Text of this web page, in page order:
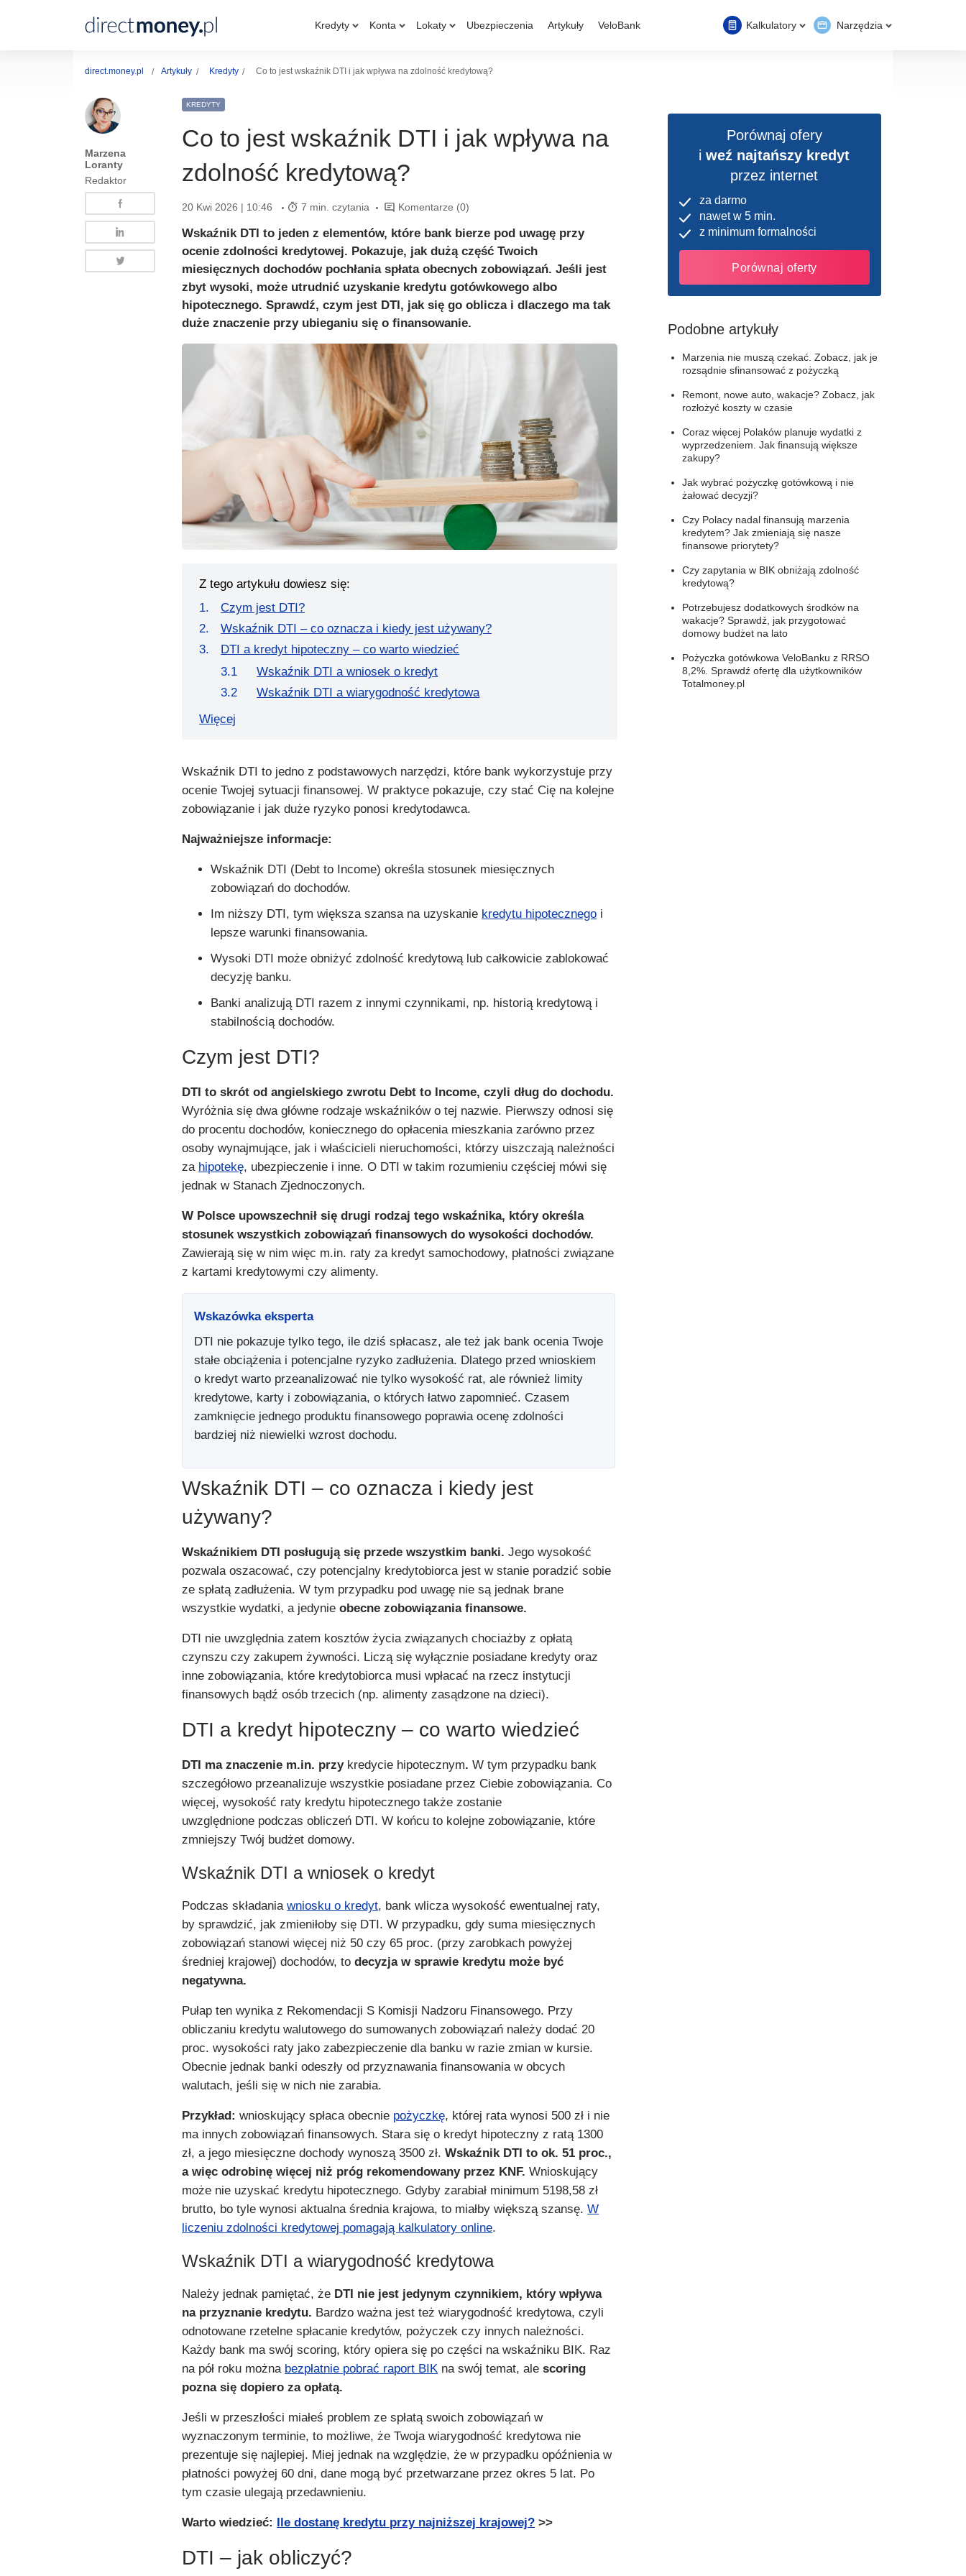
Kredyty Konta Lokaty Ubezpieczenia Artykuły VeloBank Kalkulatory Narzędzia
direct.money.pl Artykuły Kredyty Co to jest wskaźnik DTI i jak wpływa na zdolność kredytową?
Marzena
Loranty
Redaktor
KREDYTY
Co to jest wskaźnik DTI i jak wpływa na
zdolność kredytową?
20 Kwi 2026 | 10:46 7 min. czytania Komentarze (0)
Wskaźnik DTI to jeden z elementów, które bank bierze pod uwagę przy
ocenie zdolności kredytowej. Pokazuje, jak dużą część Twoich
miesięcznych dochodów pochłania spłata obecnych zobowiązań. Jeśli jest
zbyt wysoki, może utrudnić uzyskanie kredytu gotówkowego albo
hipotecznego. Sprawdź, czym jest DTI, jak się go oblicza i dlaczego ma tak
duże znaczenie przy ubieganiu się o finansowanie.
Z tego artykułu dowiesz się:
Czym jest DTI?
Wskaźnik DTI – co oznacza i kiedy jest używany?
DTI a kredyt hipoteczny – co warto wiedzieć
Wskaźnik DTI a wniosek o kredyt
Wskaźnik DTI a wiarygodność kredytowa
Więcej
Wskaźnik DTI to jedno z podstawowych narzędzi, które bank wykorzystuje przy
ocenie Twojej sytuacji finansowej. W praktyce pokazuje, czy stać Cię na kolejne
zobowiązanie i jak duże ryzyko ponosi kredytodawca.
Najważniejsze informacje:
Wskaźnik DTI (Debt to Income) określa stosunek miesięcznych
zobowiązań do dochodów.
Im niższy DTI, tym większa szansa na uzyskanie kredytu hipotecznego i
lepsze warunki finansowania.
Wysoki DTI może obniżyć zdolność kredytową lub całkowicie zablokować
decyzję banku.
Banki analizują DTI razem z innymi czynnikami, np. historią kredytową i
stabilnością dochodów.
Czym jest DTI?
DTI to skrót od angielskiego zwrotu Debt to Income, czyli dług do dochodu.
Wyróżnia się dwa główne rodzaje wskaźników o tej nazwie. Pierwszy odnosi się
do procentu dochodów, koniecznego do opłacenia mieszkania zarówno przez
osoby wynajmujące, jak i właścicieli nieruchomości, którzy uiszczają należności
za hipotekę, ubezpieczenie i inne. O DTI w takim rozumieniu częściej mówi się
jednak w Stanach Zjednoczonych.
W Polsce upowszechnił się drugi rodzaj tego wskaźnika, który określa
stosunek wszystkich zobowiązań finansowych do wysokości dochodów.
Zawierają się w nim więc m.in. raty za kredyt samochodowy, płatności związane
z kartami kredytowymi czy alimenty.
Wskazówka eksperta
DTI nie pokazuje tylko tego, ile dziś spłacasz, ale też jak bank ocenia Twoje
stałe obciążenia i potencjalne ryzyko zadłużenia. Dlatego przed wnioskiem
o kredyt warto przeanalizować nie tylko wysokość rat, ale również limity
kredytowe, karty i zobowiązania, o których łatwo zapomnieć. Czasem
zamknięcie jednego produktu finansowego poprawia ocenę zdolności
bardziej niż niewielki wzrost dochodu.
Wskaźnik DTI – co oznacza i kiedy jest
używany?
Wskaźnikiem DTI posługują się przede wszystkim banki. Jego wysokość
pozwala oszacować, czy potencjalny kredytobiorca jest w stanie poradzić sobie
ze spłatą zadłużenia. W tym przypadku pod uwagę nie są jednak brane
wszystkie wydatki, a jedynieobecne zobowiązania finansowe.
DTI nie uwzględnia zatem kosztów życia związanych chociażby z opłatą
czynszu czy zakupem żywności. Liczą się wyłącznie posiadane kredyty oraz
inne zobowiązania, które kredytobiorca musi wpłacać na rzecz instytucji
finansowych bądź osób trzecich (np. alimenty zasądzone na dzieci).
DTI a kredyt hipoteczny – co warto wiedzieć
DTI ma znaczenie m.in. przy kredycie hipotecznym.W tym przypadku bank
szczegółowo przeanalizuje wszystkie posiadane przez Ciebie zobowiązania. Co
więcej, wysokość raty kredytu hipotecznego także zostanie
uwzględnione podczas obliczeń DTI. W końcu to kolejne zobowiązanie, które
zmniejszy Twój budżet domowy.
Wskaźnik DTI a wniosek o kredyt
Podczas składaniawniosku o kredyt, bank wlicza wysokość ewentualnej raty,
by sprawdzić, jak zmieniłoby się DTI. W przypadku, gdy suma miesięcznych
zobowiązań stanowi więcej niż 50 czy 65 proc. (przy zarobkach powyżej
średniej krajowej) dochodów, todecyzja w sprawie kredytu może być
negatywna.
Pułap ten wynika z Rekomendacji S Komisji Nadzoru Finansowego. Przy
obliczaniu kredytu walutowego do sumowanych zobowiązań należy dodać 20
proc. wysokości raty jako zabezpieczenie dla banku w razie zmian w kursie.
Obecnie jednak banki odeszły od przyznawania finansowania w obcych
walutach, jeśli się w nich nie zarabia.
Przykład: wnioskujący spłaca obecnie pożyczkę, której rata wynosi 500 zł i nie
ma innych zobowiązań finansowych. Stara się o kredyt hipoteczny z ratą 1300
zł, a jego miesięczne dochody wynoszą 3500 zł.Wskaźnik DTI to ok. 51 proc.,
a więc odrobinę więcej niż próg rekomendowany przez KNF.Wnioskujący
może nie uzyskać kredytu hipotecznego. Gdyby zarabiał minimum 5198,58 zł
brutto, bo tyle wynosi aktualna średnia krajowa, to miałby większą szansę.W
liczeniu zdolności kredytowej pomagają kalkulatory online.
Wskaźnik DTI a wiarygodność kredytowa
Należy jednak pamiętać, że DTI nie jest jedynym czynnikiem, który wpływa
na przyznanie kredytu. Bardzo ważna jest też wiarygodność kredytowa, czyli
odnotowane rzetelne spłacanie kredytów, pożyczek czy innych należności.
Każdy bank ma swój scoring, który opiera się po części na wskaźniku BIK. Raz
na pół roku można bezpłatnie pobrać raport BIK na swój temat, alescoring
pozna się dopiero za opłatą.
Jeśli w przeszłości miałeś problem ze spłatą swoich zobowiązań w
wyznaczonym terminie, to możliwe, że Twoja wiarygodność kredytowa nie
prezentuje się najlepiej. Miej jednak na względzie, że w przypadku opóźnienia w
płatności powyżej 60 dni, dane mogą być przetwarzane przez okres 5 lat. Po
tym czasie ulegają przedawnieniu.
Warto wiedzieć: Ile dostanę kredytu przy najniższej krajowej? >>
DTI – jak obliczyć?
Porównaj ofery
iweź najtańszy kredyt
przez internet
za darmo
nawet w 5 min.
z minimum formalności
Porównaj oferty
Podobne artykuły
Marzenia nie muszą czekać. Zobacz, jak je
rozsądnie sfinansować z pożyczką
Remont, nowe auto, wakacje? Zobacz, jak
rozłożyć koszty w czasie
Coraz więcej Polaków planuje wydatki z
wyprzedzeniem. Jak finansują większe
zakupy?
Jak wybrać pożyczkę gotówkową i nie
żałować decyzji?
Czy Polacy nadal finansują marzenia
kredytem? Jak zmieniają się nasze
finansowe priorytety?
Czy zapytania w BIK obniżają zdolność
kredytową?
Potrzebujesz dodatkowych środków na
wakacje? Sprawdź, jak przygotować
domowy budżet na lato
Pożyczka gotówkowa VeloBanku z RRSO
8,2%. Sprawdź ofertę dla użytkowników
Totalmoney.pl